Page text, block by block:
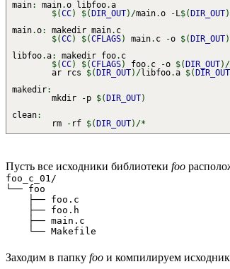
main: main.o libfoo.a
$(CC) $(DIR_OUT) /main.o -L $(DIR_OUT)
main.o: makedir main. c
$(CC) $(CFLAGS) main. c -o $(DIR_OUT)
libfoo.a: makedir foo. c
$(CC) $(CFLAGS) foo. c -o $(DIR_OUT) /
ar rcs $(DIR_OUT) /libfoo.a $(DIR_OUT
makedir:
mkdir
-p $(DIR_OUT)
clean:
rm
- rf $(DIR_OUT) /*
Пусть все исходники библиотеки foo
foo_c_01/
└── foo
    ├── foo.c
    ├── foo.h
    ├── main.c
Заходим в папку foo и компилируем